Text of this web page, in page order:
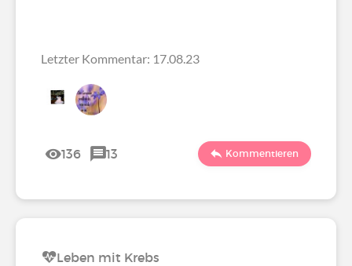
Letzter Kommentar: 17.08.23
136 13 Kommentieren
Leben mit Krebs